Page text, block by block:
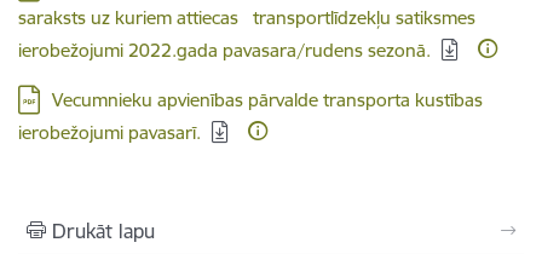
saraksts uz kuriem attiecas transportlīdzekļu satiksmes
ierobežojumi 2022.gada pavasara/rudens sezonā.
Lejupielādēt:
Vecumnieku apvienības pārvalde transporta kustības
ierobežojumi pavasarī.
Drukāt lapu